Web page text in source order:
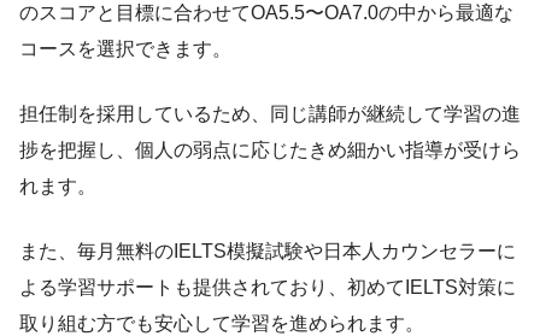
のスコアと目標に合わせてOA5.5〜OA7.0の中から最適な
コースを選択できます。
担任制を採用しているため、同じ講師が継続して学習の進
捗を把握し、個人の弱点に応じたきめ細かい指導が受けら
れます。
また、毎月無料のIELTS模擬試験や日本人カウンセラーに
よる学習サポートも提供されており、初めてIELTS対策に
取り組む方でも安心して学習を進められます。